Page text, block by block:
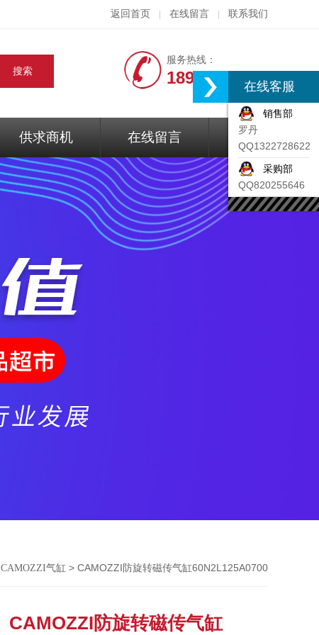
返回首页 在线留言 联系我们
服务热线：
18917074297
供求商机 在线留言 联系我们
CAMOZZI气缸 > CAMOZZI防旋转磁传气缸60N2L125A0700
CAMOZZI防旋转磁传气缸
在线客服
销售部
罗丹
QQ1322728622
采购部
QQ820255646